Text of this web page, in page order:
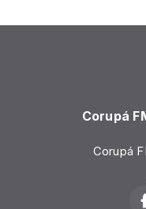
Corupá
Corupá